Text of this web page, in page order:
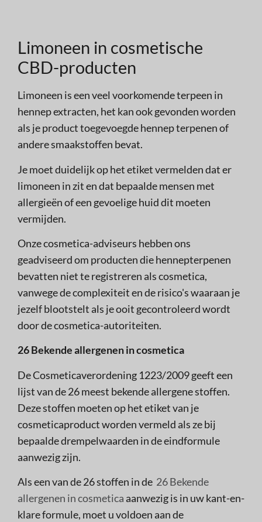
Limoneen in cosmetische
CBD-producten
Limoneen is een veel voorkomende terpeen in
hennep extracten, het kan ook gevonden worden
als je product toegevoegde hennep terpenen of
andere smaakstoffen bevat.
Je moet duidelijk op het etiket vermelden dat er
limoneen in zit en dat bepaalde mensen met
allergieën of een gevoelige huid dit moeten
vermijden.
Onze cosmetica-adviseurs hebben ons
geadviseerd om producten die hennepterpenen
bevatten niet te registreren als cosmetica,
vanwege de complexiteit en de risico's waaraan je
jezelf blootstelt als je ooit gecontroleerd wordt
door de cosmetica-autoriteiten.
26 Bekende allergenen in cosmetica
De Cosmeticaverordening 1223/2009 geeft een
lijst van de 26 meest bekende allergene stoffen.
Deze stoffen moeten op het etiket van je
cosmeticaproduct worden vermeld als ze bij
bepaalde drempelwaarden in de eindformule
aanwezig zijn.
Als een van de 26 stoffen in de 26 Bekende
allergenen in cosmetica aanwezig is in uw kant-en-
klare formule, moet u voldoen aan de